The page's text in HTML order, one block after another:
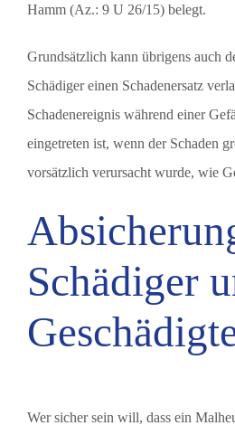
Hamm (Az.: 9 U 26/15) belegt.
Grundsätzlich kann übrigens auch
Schädiger einen Schadenersatz
Schadenereignis während einer
eingetreten ist, wenn der Schaden
vorsätzlich verursacht wurde, wie
Schädiger
Wer sicher sein will, dass ein